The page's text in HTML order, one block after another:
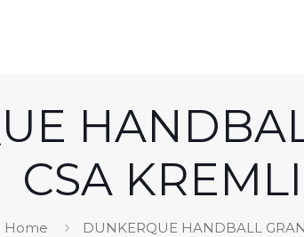
CSA
Home DUNKERQUE HANDBALL